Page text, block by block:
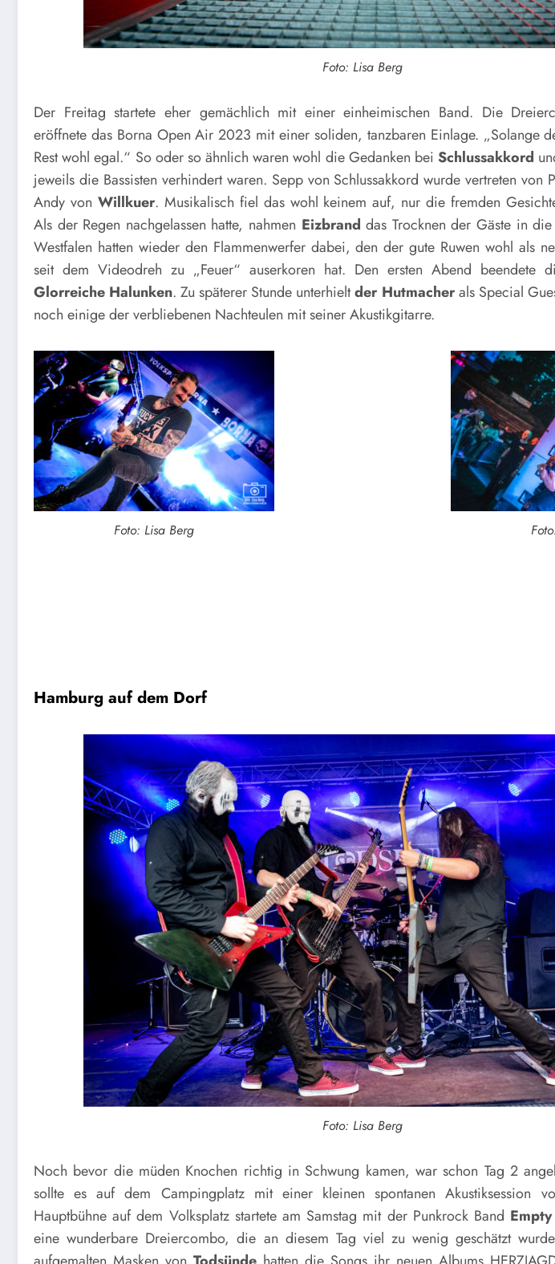
Foto: Lisa Berg
Der Freitag startete eher gemächlich mit einer einheimischen Band. Die
eröffnete das Borna Open Air 2023 mit einer soliden, tanzbaren Einlage. „Solange
Rest wohl egal.“ So oder so ähnlich waren wohl die Gedanken beiSchlussakkord
jeweils die Bassisten verhindert waren. Sepp von Schlussakkord wurde vertreten von
Andy von Willkuer. Musikalisch fiel das wohl keinem auf, nur die fremden
Als der Regen nachgelassen hatte, nahmen Eizbrand das Trocknen der Gäste in
Westfalen hatten wieder den Flammenwerfer dabei, den der gute Ruwen wohl als
seit dem Videodreh zu „Feuer“ auserkoren hat. Den ersten Abend beendete
Glorreiche Halunken. Zu späterer Stunde unterhieltder Hutmacherals Special
noch einige der verbliebenen Nachteulen mit seiner Akustikgitarre.
Foto: Lisa Berg
Hamburg auf dem Dorf
Foto: Lisa Berg
Noch bevor die müden Knochen richtig in Schwung kamen, war schon Tag 2
sollte es auf dem Campingplatz mit einer kleinen spontanen Akustiksession
Hauptbühne auf dem Volksplatz startete am Samstag mit der Punkrock Band
eine wunderbare Dreiercombo, die an diesem Tag viel zu wenig geschätzt